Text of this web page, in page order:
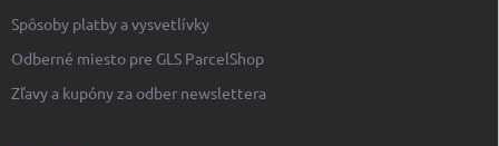
Spôsoby platby a vysvetlívky
Odberné miesto pre GLS ParcelShop
Zľavy a kupóny za odber newslettera